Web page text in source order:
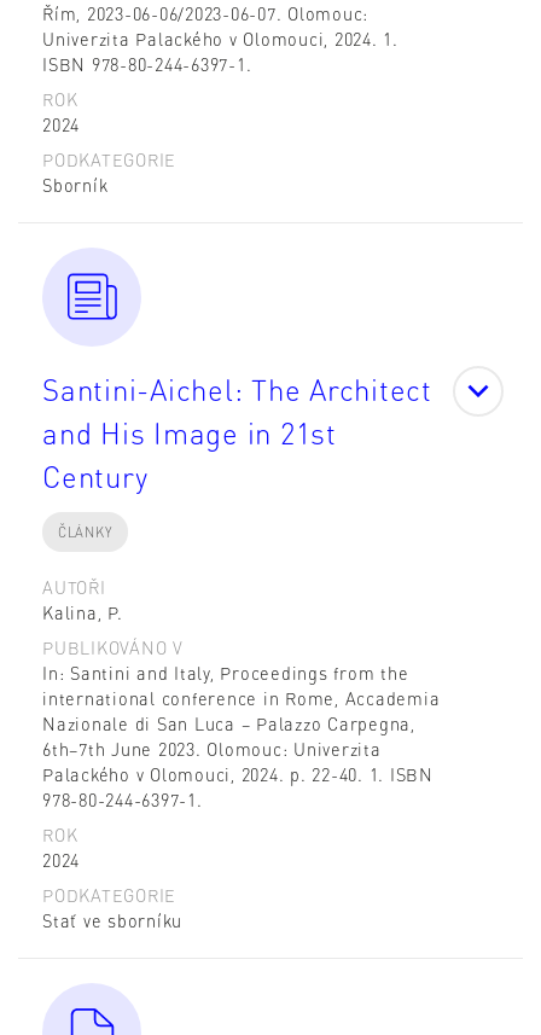
Řím, 2023-06-06/2023-06-07. Olomouc:
Univerzita Palackého v Olomouci, 2024. 1.
ISBN 978-80-244-6397-1.
ROK
2024
PODKATEGORIE
Sborník
Santini-Aichel: The Architect
and His Image in 21st
Century
ČLÁNKY
AUTOŘI
Kalina, P.
PUBLIKOVÁNO V
In: Santini and Italy, Proceedings from the
international conference in Rome, Accademia
Nazionale di San Luca – Palazzo Carpegna,
6th–7th June 2023. Olomouc: Univerzita
Palackého v Olomouci, 2024. p. 22-40. 1. ISBN
978-80-244-6397-1.
ROK
2024
PODKATEGORIE
Stať ve sborníku